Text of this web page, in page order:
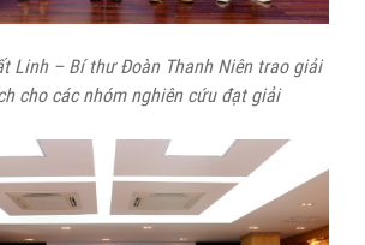
Linh – Bí thư Đoàn Thanh Niên trao giải
cho các nhóm nghiên cứu đạt giải